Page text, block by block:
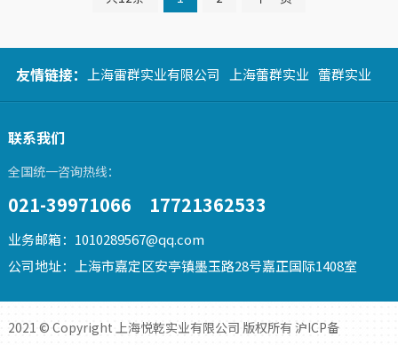
友情链接： 上海雷群实业有限公司 上海蕾群实业 蕾群实业
联系我们
全国统一咨询热线：
021-39971066 17721362533
业务邮箱：1010289567@qq.com
公司地址：上海市嘉定区安亭镇墨玉路28号嘉正国际1408室
2021 © Copyright 上海悦乾实业有限公司 版权所有 沪ICP备